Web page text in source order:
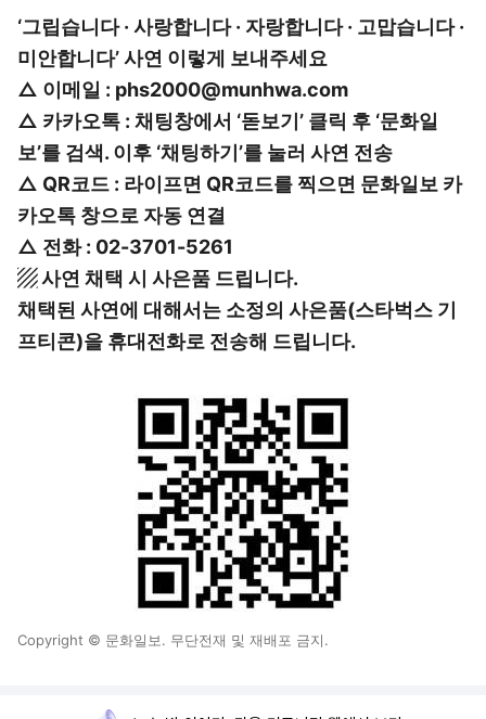
‘그립습니다 · 사랑합니다 · 자랑합니다 · 고맙습니다 ·
미안합니다’ 사연 이렇게 보내주세요
△ 이메일 : phs2000@munhwa.com
△ 카카오톡 : 채팅창에서 ‘돋보기’ 클릭 후 ‘문화일
보’를 검색. 이후 ‘채팅하기’를 눌러 사연 전송
△ QR코드 : 라이프면 QR코드를 찍으면 문화일보 카
카오톡 창으로 자동 연결
△ 전화 : 02-3701-5261
▨ 사연 채택 시 사은품 드립니다.
채택된 사연에 대해서는 소정의 사은품(스타벅스 기
프티콘)을 휴대전화로 전송해 드립니다.
Copyright © 문화일보. 무단전재 및 재배포 금지.